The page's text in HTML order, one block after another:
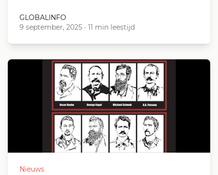
GLOBALINFO
9 september, 2025 · 11 min leestijd
Nieuws